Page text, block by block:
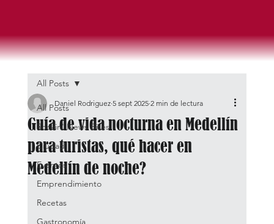
All Posts
Rockin' News Bites
Ciudad
Eventos
Emprendimiento
Recetas
Gastronomía
All Posts
Guía de vida nocturna en Medellín
para turistas, qué hacer en
Medellín de noche?
Daniel Rodriguez 5 sept 2025 2 min de lectura